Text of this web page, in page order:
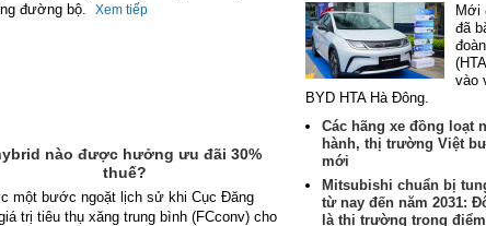
đường bộ. Xem tiếp
nào được hưởng ưu đãi 30%
thuế?
một bước ngoặt lịch sử khi Cục Đăng
trị tiêu thụ xăng trung bình (FCconv) cho
Mới
đã
vào
BYD HTA Hà Đông.
Các hãng xe đồng loạt
hành, thị trường Việt
mới
Mitsubishi chuẩn bị
từ nay đến năm 2031:
là thị trường trọng điểm